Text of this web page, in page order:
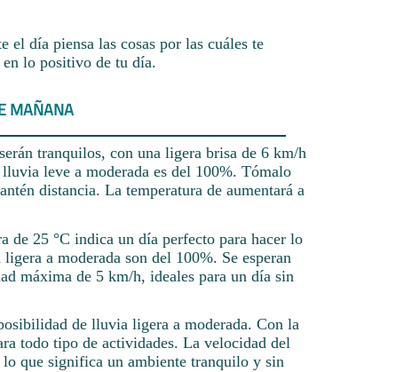
el día piensa las cosas por las cuáles te
en lo positivo de tu día.
MAÑANA
tranquilos, con una ligera brisa de 6 km/h
leve a moderada es del 100%. Tómalo
distancia. La temperatura de aumentará a
de 25 °C indica un día perfecto para hacer lo
a moderada son del 100%. Se esperan
máxima de 5 km/h, ideales para un día sin
de lluvia ligera a moderada. Con la
todo tipo de actividades. La velocidad del
que significa un ambiente tranquilo y sin